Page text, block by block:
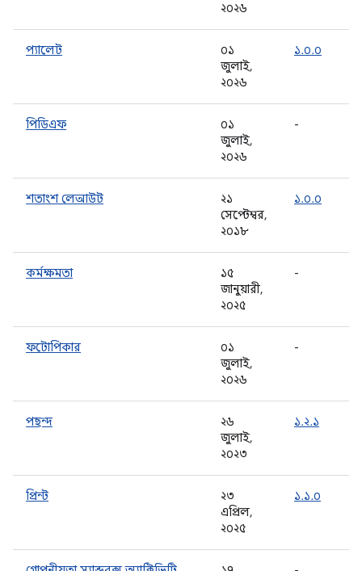
২০২৬
প্যালেট
০১
জুলাই,
২০২৬
১.০.০
পিডিএফ
০১
জুলাই,
২০২৬
-
শতাংশ লেআউট
২১
সেপ্টেম্বর,
২০১৮
১.০.০
কর্মক্ষমতা
১৫
জানুয়ারী,
২০২৫
-
ফটোপিকার
০১
জুলাই,
২০২৬
-
পছন্দ
২৬
জুলাই,
২০২৩
১.২.১
প্রিন্ট
২৩
এপ্রিল,
২০২৫
১.১.০